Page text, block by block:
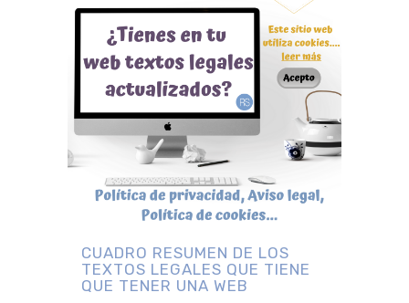
CUADRO RESUMEN DE LOS
TEXTOS LEGALES QUE TIENE
QUE TENER UNA WEB